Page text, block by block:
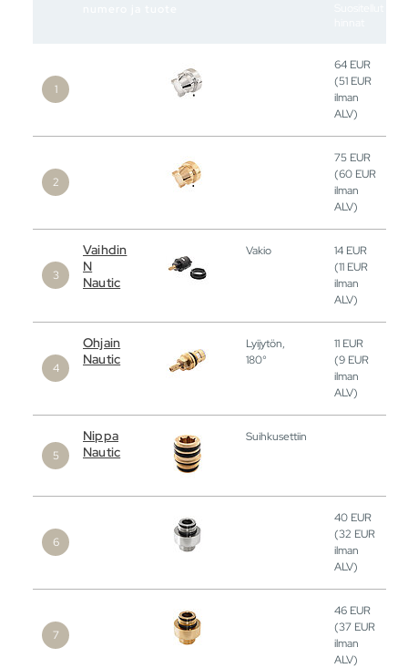
64 EUR
(51 EUR
ilman
ALV)
75 EUR
(60 EUR
ilman
ALV)
Vaihdin
N
Nautic
Vakio 14 EUR
(11 EUR
ilman
ALV)
Ohjain
Nautic
Lyijytön,
180°
11 EUR
(9 EUR
ilman
ALV)
Nippa
Nautic
Suihkusettiin
40 EUR
(32 EUR
ilman
ALV)
46 EUR
(37 EUR
ilman
ALV)